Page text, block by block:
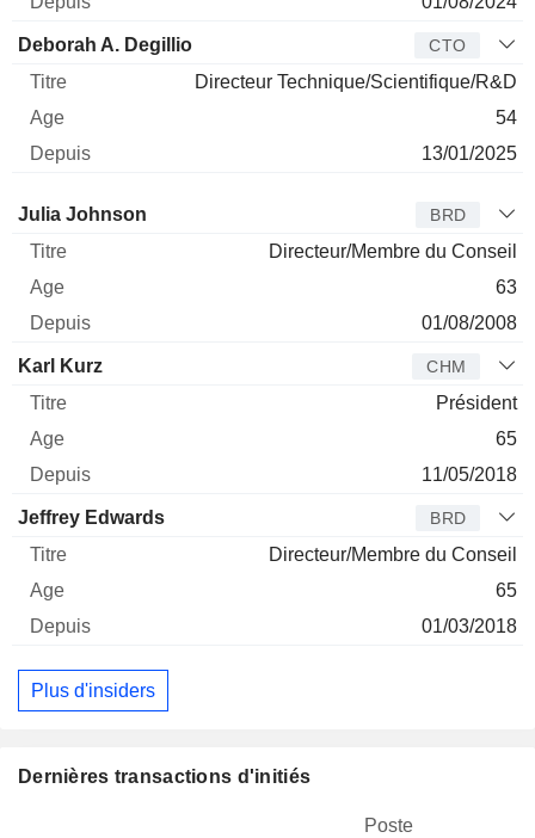
Deborah A. Degillio CTO
Directeur Technique/Scientifique/R&D
54
13/01/2025
Administrateur
Julia Johnson BRD
Directeur/Membre du Conseil
63
01/08/2008
Karl Kurz CHM
Président
65
11/05/2018
Jeffrey Edwards BRD
Directeur/Membre du Conseil
65
01/03/2018
Plus d'insiders
Dernières transactions d'initiés
Poste